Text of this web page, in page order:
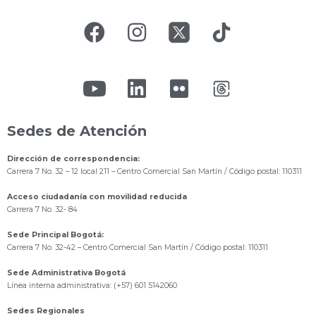
Sedes de Atención
Dirección de correspondencia:
Carrera 7 No. 32 – 12 local 211 – Centro Comercial San Martín / Código postal: 110311
Acceso ciudadanía con movilidad reducida
Carrera 7 No. 32- 84
Sede Principal Bogotá:
Carrera 7 No. 32-42 – Centro Comercial San Martín / Código postal: 110311
Sede Administrativa Bogotá
Línea interna administrativa: (+57) 601 5142060
Sedes Regionales